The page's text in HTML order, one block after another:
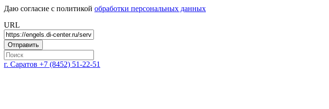
Даю согласие с политикой обработки персональных данных
URL
г. Саратов +7 (8452) 51-22-51